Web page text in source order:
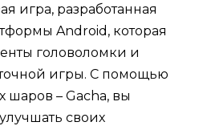
игра, разработанная
Android, которая
головоломки и
игры. С помощью
шаров – Gacha, вы
своих